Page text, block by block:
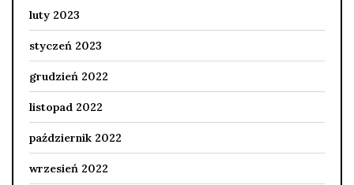
luty 2023
styczeń 2023
grudzień 2022
listopad 2022
październik 2022
wrzesień 2022